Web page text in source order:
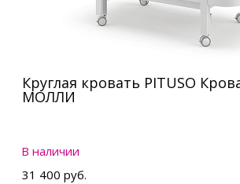
Круглая кровать PITUSO
МОЛЛИ
В наличии
31 400 руб.